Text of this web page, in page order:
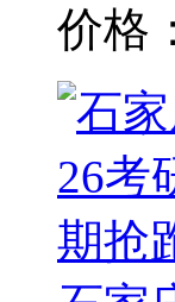
价格